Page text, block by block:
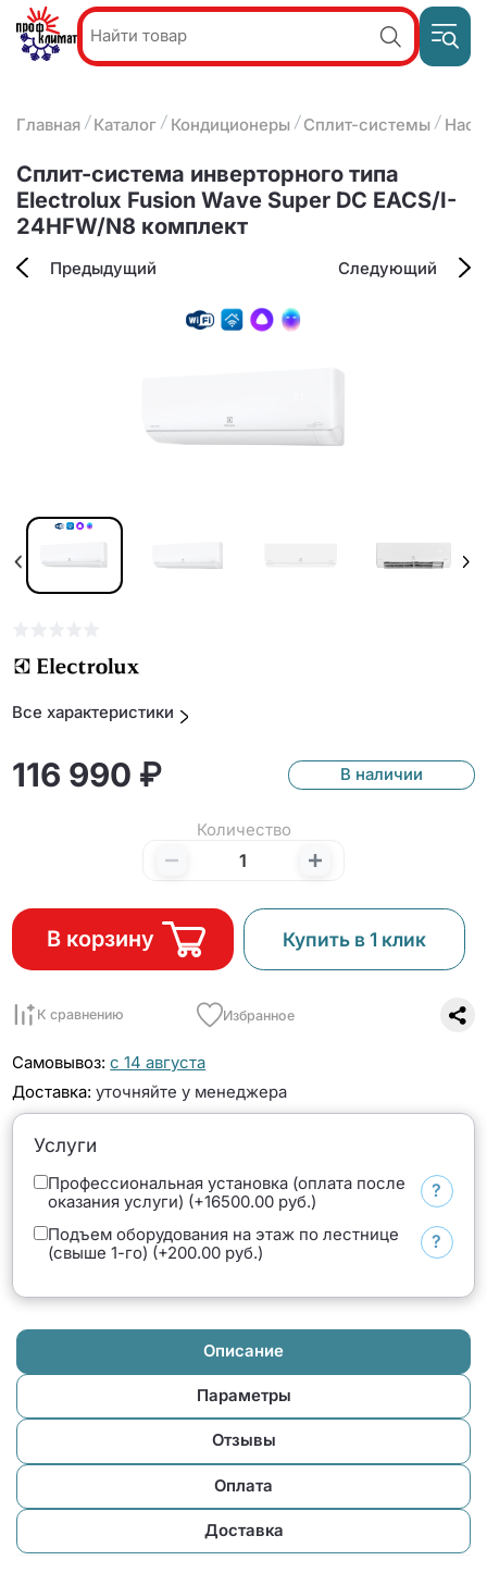
Акции и
О компании
Наши услуги
Оплата и доставка
Контакты
8
25-
93-63
Главная Каталог Кондиционеры Сплит-системы
Сплит-система инверторного типа
Electrolux Fusion Wave Super DC EACS/I-
24HFW/N8 комплект
Предыдущий Следующий
Все характеристики
116 990 ₽ В наличии
Количество
В корзину Купить в 1 клик
К сравнению Избранное
Самовывоз: с 14 августа
Доставка: уточняйте у менеджера
Услуги
Профессиональная установка (оплата после
оказания услуги) (+16500.00 руб.)
?
Подъем оборудования на этаж по лестнице
(свыше 1-го) (+200.00 руб.)
?
Описание
Параметры
Отзывы
Оплата
Доставка